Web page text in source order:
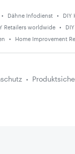
Dähne Infodienst
DIY
Retailers worldwide
Home Improvement